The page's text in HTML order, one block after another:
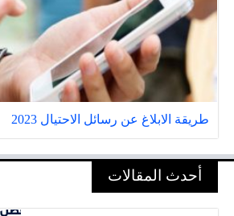
طريقة الابلاغ عن رسائل الاحتيال 2023
أحدث المقالات